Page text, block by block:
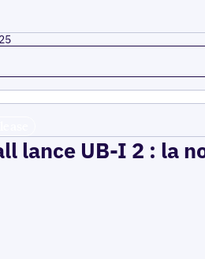
lance UB-I 2 : la